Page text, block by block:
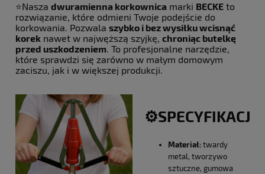
⭐️Nasza dwuramienna korkownica marki BECKE to
rozwiązanie, które odmieni Twoje podejście do
korkowania. Pozwala szybko i bez wysiłku wcisnąć
korek nawet w najwęższą szyjkę, chroniąc butelkę
przed uszkodzeniem. To profesjonalne narzędzie,
które sprawdzi się zarówno w małym domowym
zaciszu, jak i w większej produkcji.
Materiał: twardy
metal, tworzywo
sztuczne, gumowa